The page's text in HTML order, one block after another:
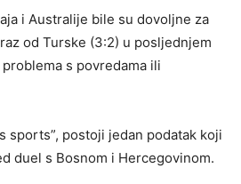
i Australije bile su dovoljne za
od Turske (3:2) u posljednjem
s povredama ili
sports”, postoji jedan podatak koji
duel s Bosnom i Hercegovinom.